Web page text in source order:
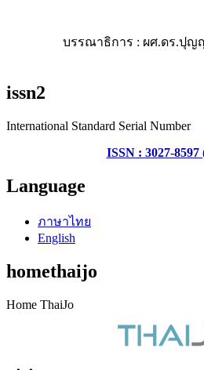
บรรณาธิการ : ผศ.ดร.ปุญ
issn2
International Standard Serial Number
ISSN : 3027-8597
Language
ภาษาไทย
English
homethaijo
Home ThaiJo